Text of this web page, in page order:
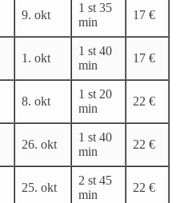
9. okt
1 st 35
min
17 €
1. okt
1 st 40
min
17 €
8. okt
1 st 20
min
22 €
26. okt
1 st 40
min
22 €
25. okt
2 st 45
min
22 €